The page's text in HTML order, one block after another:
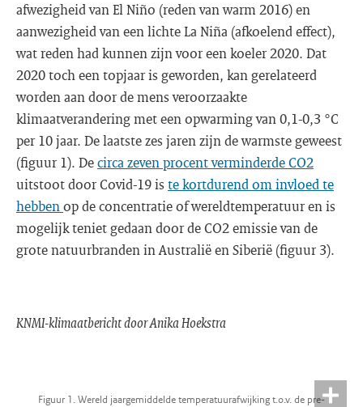
afwezigheid van El Niño (reden van warm 2016) en
aanwezigheid van een lichte La Niña (afkoelend effect),
wat reden had kunnen zijn voor een koeler 2020. Dat
2020 toch een topjaar is geworden, kan gerelateerd
worden aan door de mens veroorzaakte
klimaatverandering met een opwarming van 0,1-0,3 °C
per 10 jaar. De laatste zes jaren zijn de warmste geweest
(figuur 1). Decirca zeven procent verminderde CO2
uitstoot door Covid-19 iste kortdurend om invloed te
hebben op de concentratie of wereldtemperatuur en is
mogelijk teniet gedaan door de CO2 emissie van de
grote natuurbranden in Australië en Siberië (figuur 3).
KNMI-klimaatbericht door Anika Hoekstra
Figuur 1. Wereld jaargemiddelde temperatuurafwijking t.o.v. de pre-